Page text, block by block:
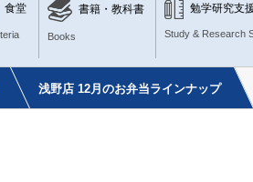
食堂 書籍・教科書
Books
勉学研究支
Study & Research
浅野店 12月のお弁当ラインナップ